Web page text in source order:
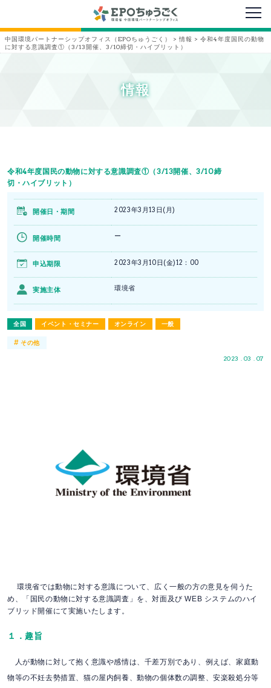
メニ
中国環境パートナーシップオフィス（EPOちゅうごく） > 情報 > 令和4年度国民の動物
に対する意識調査①（3/13開催、3/10締切・ハイブリット）
情報
令和4年度国民の動物に対する意識調査①（3/13開催、3/10締
切・ハイブリット）
全国 イベント・セミナー オンライン 一般
2023 . 03 . 07
開催日・期間 2023年3月13日(月)
開催時間 ー
申込期限 2023年3月10日(金)12：00
実施主体 環境省
#その他
環境省では動物に対する意識について、広く一般の方の意見を伺うた
め、「国民の動物に対する意識調査」を、対面及び WEB システムのハイ
ブリッド開催にて実施いたします。
１．趣旨
人が動物に対して抱く意識や感情は、千差万別であり、例えば、家庭動
物等の不妊去勢措置、猫の屋内飼養、動物の個体数の調整、安楽殺処分等